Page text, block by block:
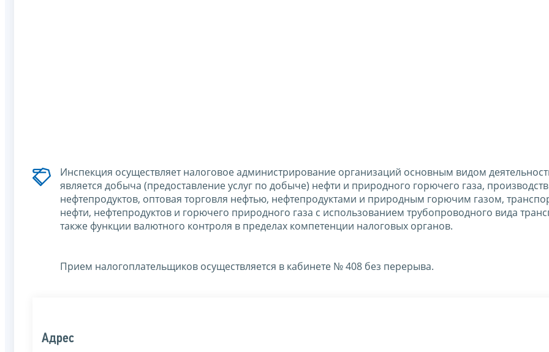
Инспекция осуществляет налоговое администрирование организаций основным видом
является добыча (предоставление услуг по добыче) нефти и природного горючего газа,
нефтепродуктов, оптовая торговля нефтью, нефтепродуктами и природным горючим газом,
нефти, нефтепродуктов и горючего природного газа с использованием трубопроводного вида
также функции валютного контроля в пределах компетенции налоговых органов.
Прием налогоплательщиков осуществляется в кабинете № 408 без перерыва.
Адрес